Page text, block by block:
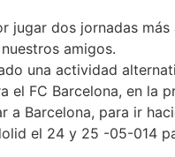
jugar dos jornadas
amigos.
una actividad
FC Barcelona, en la
Barcelona, para ir
el 24 y 25 -05-014